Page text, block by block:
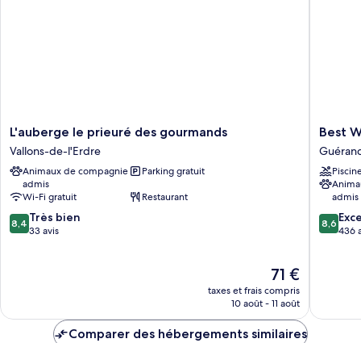
L'auberge
le
prieuré
des
gourmands
Vallons-
de-
l'Erdre
L'auberge le prieuré des gourmands
Vallons-de-l'Erdre
Animaux de compagnie
admis
Parking gratuit
Wi-Fi gratuit
Restaurant
8.4
sur
8,4 Très bien
33 avis
Le
nouveau
prix
de
71 €
taxes et frais compris
10 août - 11 août
Best
Western
Hotel
de
la
Cite
&
Spa
Best
admis
8.6
sur
8,6
436
Comparer des hébergements similaires